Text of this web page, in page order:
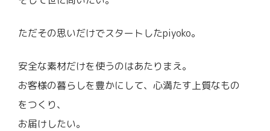
ただその思いだけでスタートしたpiyoko。
安全な素材だけを使うのはあたりまえ。
お客様の暮らしを豊かにして、心満たす上質なもの
をつくり、
お届けしたい。